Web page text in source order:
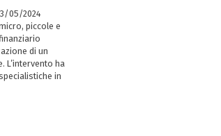
05/2024
piccole e
di un
L’intervento ha
in